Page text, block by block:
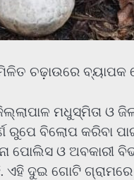
ଚଢ଼ାଉରେ ବ୍ୟାପକ
ମଧୁସ୍ମିତା ଓ
ରୁପେ ବିଲୋପ କରିବା
ପୋଲିସ ଓ ଅବକାରୀ
ଦୁଇ ଗୋଟି ଗ୍ରାମରେ